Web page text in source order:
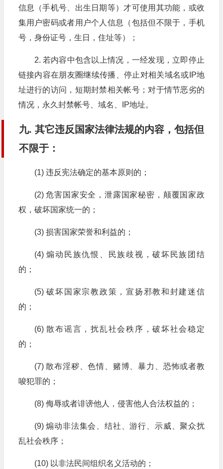
信息（手机号、出生日期等）才可使用其功能，或收
集用户密码或者用户个人信息（包括但不限于，手机
号，身份证号，生日，住址等）；
2. 若内容中包含以上情况，一经发现，立即停止
链接内容在朋友圈继续传播、停止对相关域名或IP地
址进行的访问，短期封禁相关帐号；对于情节恶劣的
情况，永久封禁帐号、域名、IP地址。
九. 其它违反国家法律法规的内容，包括但
不限于：
(1) 违反宪法确定的基本原则的；
(2) 危害国家安全，泄露国家秘密，颠覆国家政
权，破坏国家统一的；
(3) 损害国家荣誉和利益的；
(4) 煽动民族仇恨、民族歧视，破坏民族团结
的；
(5) 破坏国家宗教政策，宣扬邪教和封建迷信
的；
(6) 散布谣言，扰乱社会秩序，破坏社会稳定
的；
(7) 散布淫秽、色情、赌博、暴力、恐怖或者教
唆犯罪的；
(8) 侮辱或者诽谤他人，侵害他人合法权益的；
(9) 煽动非法集会、结社、游行、示威、聚众扰
乱社会秩序；
(10) 以非法民间组织名义活动的；